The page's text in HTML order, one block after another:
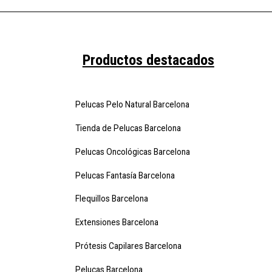
Productos destacados
Pelucas Pelo Natural Barcelona
Tienda de Pelucas Barcelona
Pelucas Oncológicas Barcelona
Pelucas Fantasía Barcelona
Flequillos Barcelona
Extensiones Barcelona
Prótesis Capilares Barcelona
Pelucas Barcelona